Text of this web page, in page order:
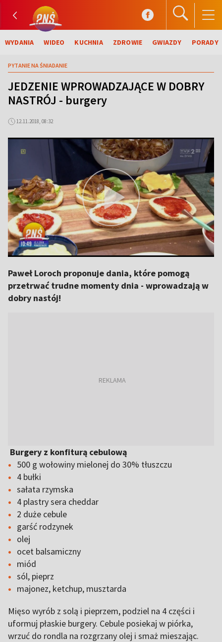
WYDANIA WIDEO KUCHNIA ZDROWIE GWIAZDY PORADY
PYTANIE NA ŚNIADANIE
JEDZENIE WPROWADZAJĄCE W DOBRY
NASTRÓJ - burgery
12.11.2018, 08:32
Paweł Loroch proponuje dania, które pomogą
przetrwać trudne momenty dnia - wprowadzają w
dobry nastój!
Burgery z konfiturą cebulową
500 g wołowiny mielonej do 30% tłuszczu
4 bułki
sałata rzymska
4 plastry sera cheddar
2 duże cebule
garść rodzynek
olej
ocet balsamiczny
miód
sól, pieprz
majonez, ketchup, musztarda
Mięso wyrób z solą i pieprzem, podziel na 4 części i
uformuj płaskie burgery. Cebule posiekaj w piórka,
wrzuć do rondla na rozgrzany olej i smaż mieszając.